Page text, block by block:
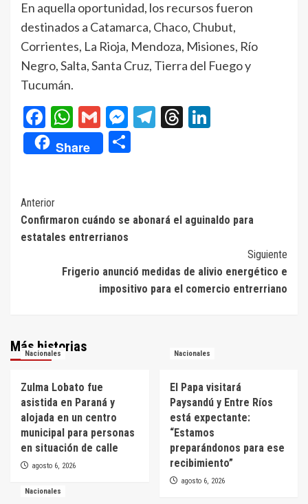
En aquella oportunidad, los recursos fueron
destinados a Catamarca, Chaco, Chubut,
Corrientes, La Rioja, Mendoza, Misiones, Río
Negro, Salta, Santa Cruz, Tierra del Fuego y
Tucumán.
Facebook
WhatsApp
GmailMessenger
Telegram
Threads
Share
Navegación
de
Anterior
Confirmaron cuándo se abonará el aguinaldo para
estatales entrerrianos
Siguiente
Frigerio anunció medidas de alivio energético e
impositivo para el comercio entrerriano
Más historias
Nacionales
Zulma Lobato fue
asistida en Paraná y
alojada en un centro
municipal para personas
en situación de calle
agosto 6, 2026
Nacionales
El Papa visitará
Paysandú y Entre Ríos
está expectante:
“Estamos
preparándonos para ese
recibimiento”
agosto 6, 2026
Nacionales